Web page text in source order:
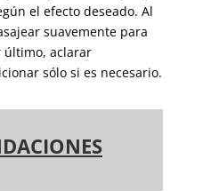
el efecto deseado. Al
suavemente para
último, aclarar
sólo si es necesario.